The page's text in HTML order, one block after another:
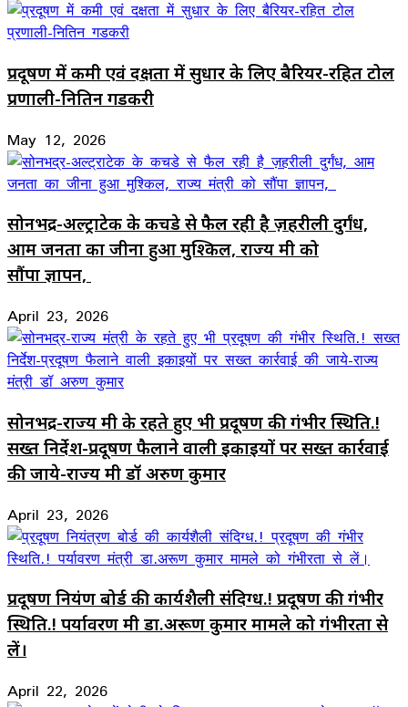
प्रदूषण में कमी एवं दक्षता में सुधार के लिए बैरियर-रहित टोल
प्रणाली-नितिन गडकरी
May 12, 2026
सोनभद्र-अल्ट्राटेक के कचडे से फैल रही है ज़हरीली दुर्गंध,
आम जनता का जीना हुआ मुश्किल, राज्य मंत्री को
सौंपा ज्ञापन,
April 23, 2026
सोनभद्र-राज्य मंत्री के रहते हुए भी प्रदूषण की गंभीर स्थिति.!
सख्त निर्देश-प्रदूषण फैलाने वाली इकाइयों पर सख्त कार्रवाई
की जाये-राज्य मंत्री डॉ अरुण कुमार
April 23, 2026
प्रदूषण नियंत्रण बोर्ड की कार्यशैली संदिग्ध.! प्रदूषण की गंभीर
स्थिति.! पर्यावरण मंत्री डा.अरूण कुमार मामले को गंभीरता से
लें।
April 22, 2026